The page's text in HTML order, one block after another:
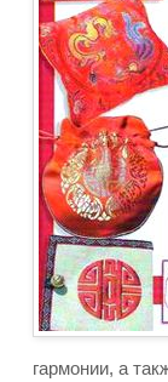
гармонии, а